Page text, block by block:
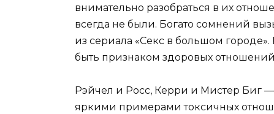
внимательно разобраться в их
всегда не были. Богато сомнений
из сериала «Секс в большом
быть признаком здоровых
Рэйчел и Росс, Керри и Мистер Биг
яркими примерами токсичных